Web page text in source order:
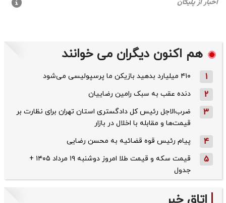
هم اکنون دیگران می خوانند
1 ۴۱۰ میلیارد بدهید بازیکن ما پرسپولیسی می‌شود
2 دنده عقب به سبک رامین رضاییان
3
ضرب‌الاجل رئیس کل دادگستری استان تهران برای نظارت بر
قیمت‌ها و مقابله با اخلال در بازار
4 پیام رئیس قوه قضائیه به محسن رضایی
5
قیمت سکه و قیمت طلا امروز دوشنبه ۱۹ مرداد ۱۴۰۵ +
جدول